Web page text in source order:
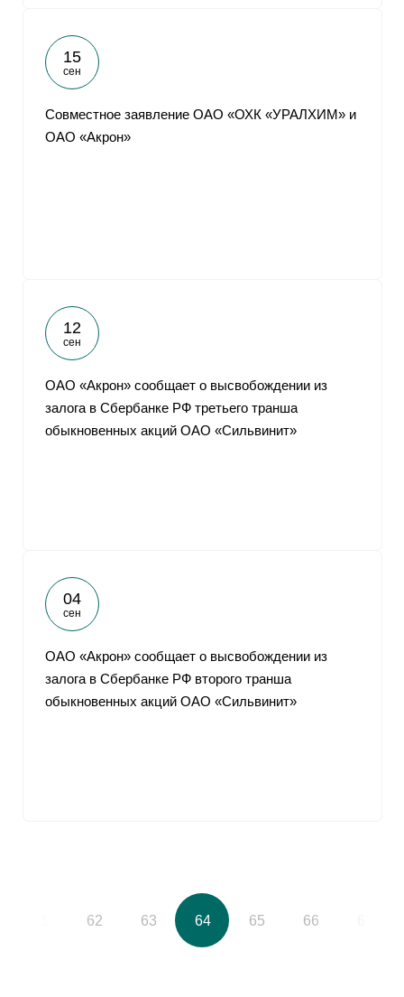
15
сен
Совместное заявление ОАО «ОХК «УРАЛХИМ» и
ОАО «Акрон»
12
сен
ОАО «Акрон» сообщает о высвобождении из
залога в Сбербанке РФ третьего транша
обыкновенных акций ОАО «Сильвинит»
04
сен
ОАО «Акрон» сообщает о высвобождении из
залога в Сбербанке РФ второго транша
обыкновенных акций ОАО «Сильвинит»
62 63 64 65 66